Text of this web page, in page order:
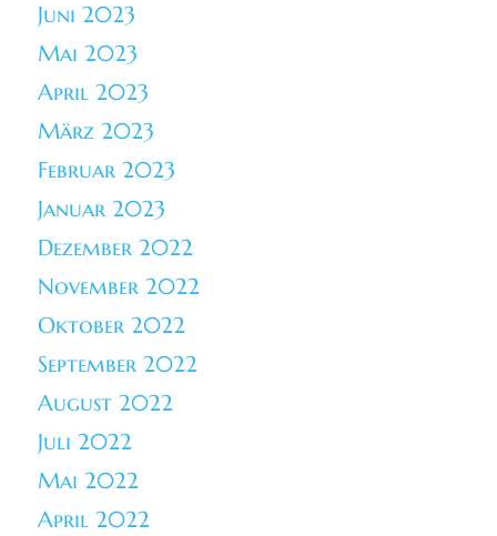
Juni 2023
Mai 2023
April 2023
März 2023
Februar 2023
Januar 2023
Dezember 2022
November 2022
Oktober 2022
September 2022
August 2022
Juli 2022
Mai 2022
April 2022